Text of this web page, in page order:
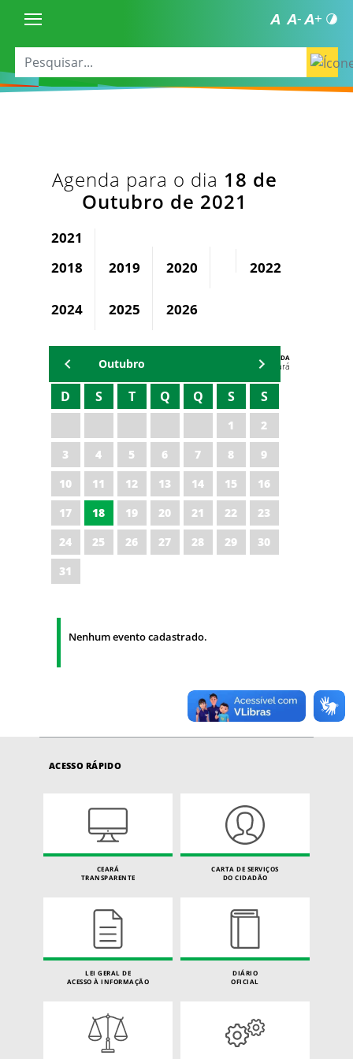
Agenda para o dia 18 de
Outubro de 2021
2021
2018
2019 2020 2022
2024 2025 2026
AGENDA
Polícia Militar do Ceará
Outubro
D S T Q Q S S
1
2
3
4 5 6 7 8
9
10
11 12 13 14 15
16
17
18 19 20 21 22
23
24
25 26 27 28 29
30
31
Nenhum evento cadastrado.
ACESSO RÁPIDO
CEARÁ
TRANSPARENTE
CARTA DE SERVIÇOS
DO CIDADÃO
LEI GERAL DE
ACESSO À INFORMAÇÃO
DIÁRIO
OFICIAL